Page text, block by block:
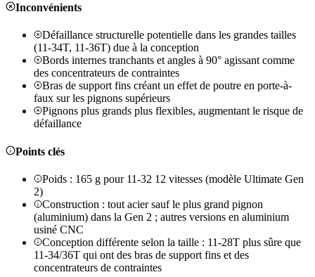
Inconvénients
Défaillance structurelle potentielle dans les grandes tailles
(11-34T, 11-36T) due à la conception
Bords internes tranchants et angles à 90° agissant comme
des concentrateurs de contraintes
Bras de support fins créant un effet de poutre en porte-à-
faux sur les pignons supérieurs
Pignons plus grands plus flexibles, augmentant le risque de
défaillance
Points clés
Poids : 165 g pour 11-32 12 vitesses (modèle Ultimate Gen
2)
Construction : tout acier sauf le plus grand pignon
(aluminium) dans la Gen 2 ; autres versions en aluminium
usiné CNC
Conception différente selon la taille : 11-28T plus sûre que
11-34/36T qui ont des bras de support fins et des
concentrateurs de contraintes